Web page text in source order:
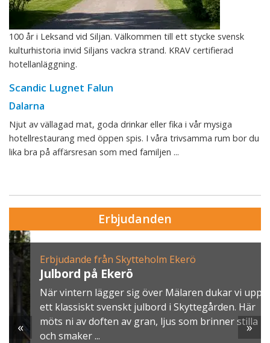
100 år i Leksand vid Siljan. Välkommen till ett stycke svensk
kulturhistoria invid Siljans vackra strand. KRAV certifierad
hotellanläggning.
Scandic Lugnet Falun
Dalarna
Njut av vällagad mat, goda drinkar eller fika i vår mysiga
hotellrestaurang med öppen spis. I våra trivsamma rum bor du
lika bra på affärsresan som med familjen ...
Erbjudanden
Erbjudande från Skytteholm Ekerö
Julbord på Ekerö
När vintern lägger sig över Mälaren dukar vi upp
ett klassiskt svenskt julbord i Skyttegården. Här
möts ni av doften av gran, ljus som brinner stilla
och smaker ...
« »